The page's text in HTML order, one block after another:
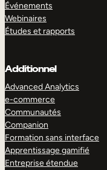
Événements
Webinaires
Études et rapports
Additionnel
Advanced Analytics
e-commerce
Communautés
Companion
Formation sans interface
Apprentissage gamifié
Entreprise étendue